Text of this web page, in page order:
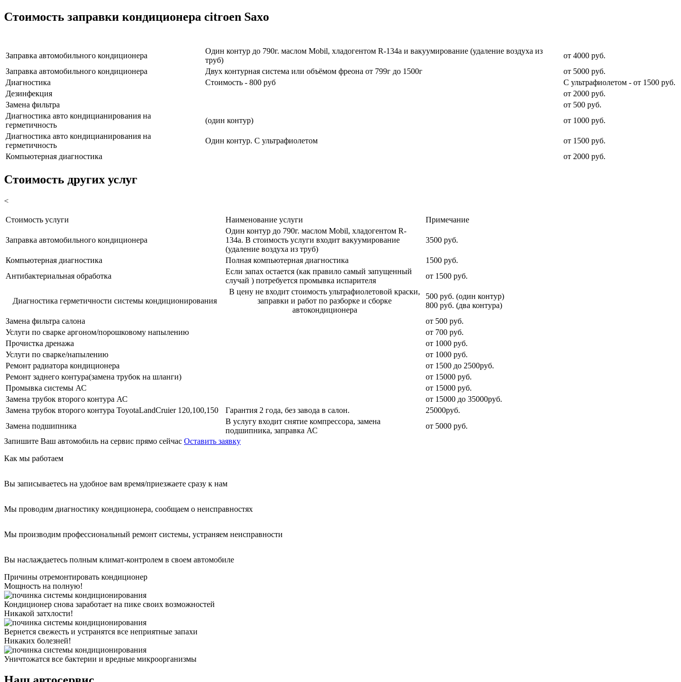
Стоимость заправки кондиционера citroen Saxo
Заправка автомобильного кондиционера
Один контур до 790г. маслом Mobil, хладогентом R-134a и вакуумирование (удаление воздуха из
труб)
от 4000 руб.
Заправка автомобильного кондиционера
Двух контурная система или объёмом фреона от 799г до 1500г
от 5000 руб.
Диагностика
Стоимость - 800 руб
С ультрафиолетом - от 1500 руб.
Дезинфекция
от 2000 руб.
Замена фильтра
от 500 руб.
Диагностика авто кондицианирования на
герметичность
(один контур)
от 1000 руб.
Диагностика авто кондицианирования на
герметичность
Один контур. С ультрафиолетом
от 1500 руб.
Компьютерная диагностика
от 2000 руб.
Стоимость других услуг
<
Стоимость услуги Наименование услуги Примечание
Заправка автомобильного кондиционера
Один контур до 790г. маслом Mobil, хладогентом R-
134a. В стоимость услуги входит вакуумирование
(удаление воздуха из труб)
3500 руб.
Компьютерная диагностика Полная компьютерная диагностика
1500 руб.
Антибактериальная обработка
Если запах остается (как правило самый запущенный
случай ) потребуется промывка испарителя
от 1500 руб.
Диагностика герметичности системы кондиционирования
В цену не входит стоимость ультрафиолетовой краски,
заправки и работ по разборке и сборке
автокондиционера
500 руб. (один контур)
800 руб. (два контура)
Замена фильтра салона
от 500 руб.
Услуги по сварке аргоном/порошковому напылению
от 700 руб.
Прочистка дренажа
от 1000 руб.
Услуги по сварке/напылению
от 1000 руб.
Ремонт радиатора кондиционера
от 1500 до 2500руб.
Ремонт заднего контура(замена трубок на шланги)
от 15000 руб.
Промывка системы АС
от 15000 руб.
Замена трубок второго контура АС
от 15000 до 35000руб.
Замена трубок второго контура ToyotaLandCruier 120,100,150
Гарантия 2 года, без завода в салон.
25000руб.
Замена подшипника
В услугу входит снятие компрессора, замена
подшипника, заправка АС
от 5000 руб.
Запишите Ваш автомобиль на сервис прямо сейчас Оставить заявку
Как мы работаем
Вы записываетесь на удобное вам время/приезжаете сразу к нам
Мы проводим диагностику кондиционера, сообщаем о неисправностях
Мы производим профессиональный ремонт системы, устраняем неисправности
Вы наслаждаетесь полным климат-контролем в своем автомобиле
Причины отремонтировать кондиционер
Мощность на полную!
Кондиционер снова заработает на пике своих возможностей
Никакой затхлости!
Вернется свежесть и устранятся все неприятные запахи
Никаких болезней!
Уничтожатся все бактерии и вредные микроорганизмы